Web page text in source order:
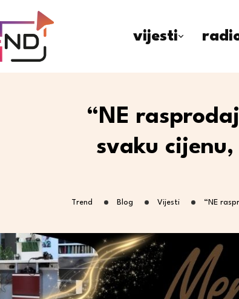
vijesti
“NE
svaku
Trend Blog Vijesti “NE